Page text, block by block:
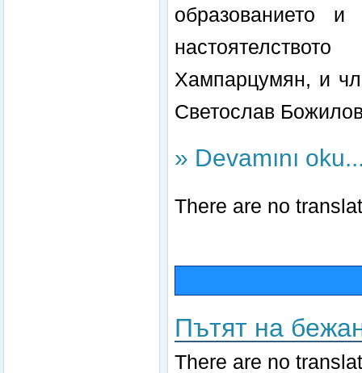
образованието
Хампарцумян, и
Светослав
» Devamını
There are no
Пътят на
There are no